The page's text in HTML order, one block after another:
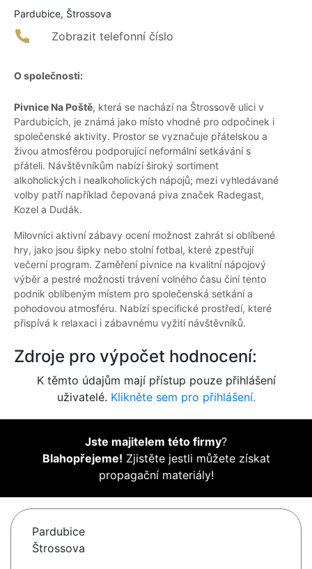
Pardubice, Štrossova
Zobrazit telefonní číslo
O společnosti:
Pivnice Na Poště, která se nachází na Štrossově ulici v
Pardubicích, je známá jako místo vhodné pro odpočinek i
společenské aktivity. Prostor se vyznačuje přátelskou a
živou atmosférou podporující neformální setkávání s
přáteli. Návštěvníkům nabízí široký sortiment
alkoholických i nealkoholických nápojů; mezi vyhledávané
volby patří například čepovaná piva značek Radegast,
Kozel a Dudák.
Milovníci aktivní zábavy ocení možnost zahrát si oblíbené
hry, jako jsou šipky nebo stolní fotbal, které zpestřují
večerní program. Zaměření pivnice na kvalitní nápojový
výběr a pestré možnosti trávení volného času činí tento
podnik oblíbeným místem pro společenská setkání a
pohodovou atmosféru. Nabízí specifické prostředí, které
přispívá k relaxaci i zábavnému vyžití návštěvníků.
Zdroje pro výpočet hodnocení:
K těmto údajům mají přístup pouze přihlášení
uživatelé. Klikněte sem pro přihlášení.
Jste majitelem této firmy?
Blahopřejeme! Zjistěte jestli můžete získat
propagační materiály!
Pardubice
Štrossova